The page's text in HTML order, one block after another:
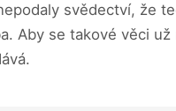
svědectví, že
Aby se takové věci už